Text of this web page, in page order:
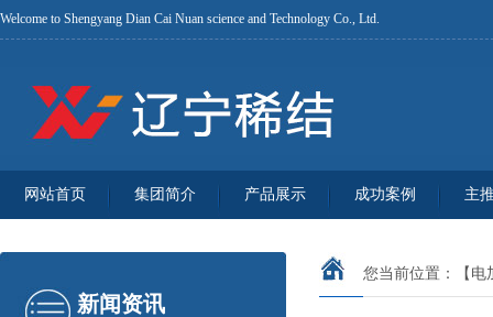
Welcome to Shengyang Dian Cai Nuan science and Technology Co., Ltd.
网站首页 集团简介 产品展示 成功案例 主
新闻资讯
您当前位置： 【